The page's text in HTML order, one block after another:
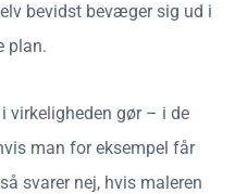
bevidst bevæger sig ud i
plan.
virkeligheden gør – i de
man for eksempel får
svarer nej, hvis maleren